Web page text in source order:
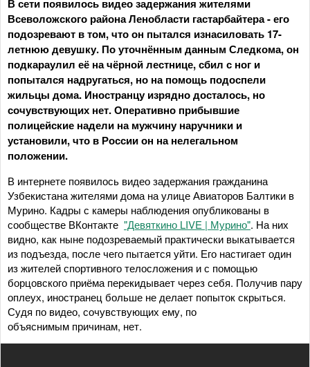
В сети появилось видео задержания жителями
Всеволожского района Ленобласти гастарбайтера - его
подозревают в том, что он пытался изнасиловать 17-
летнюю девушку. По уточнённым данным Следкома, он
подкараулил её на чёрной лестнице, сбил с ног и
попытался надругаться, но на помощь подоспели
жильцы дома. Иностранцу изрядно досталось, но
сочувствующих нет. Оперативно прибывшие
полицейские надели на мужчину наручники и
установили, что в России он на нелегальном
положении.
В интернете появилось видео задержания гражданина
Узбекистана жителями дома на улице Авиаторов Балтики в
Мурино. Кадры с камеры наблюдения опубликованы в
сообществе ВКонтакте "Девяткино LIVE | Мурино". На них
видно, как ныне подозреваемый практически выкатывается
из подъезда, после чего пытается уйти. Его настигает один
из жителей спортивного телосложения и с помощью
борцовского приёма перекидывает через себя. Получив пару
оплеух, иностранец больше не делает попыток скрыться.
Судя по видео, сочувствующих ему, по
объяснимым причинам, нет.